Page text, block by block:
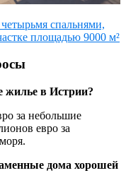
спальнями,
площадью 9000 м²
жилье в Истрии?
за небольшие
евро за
дома хорошей